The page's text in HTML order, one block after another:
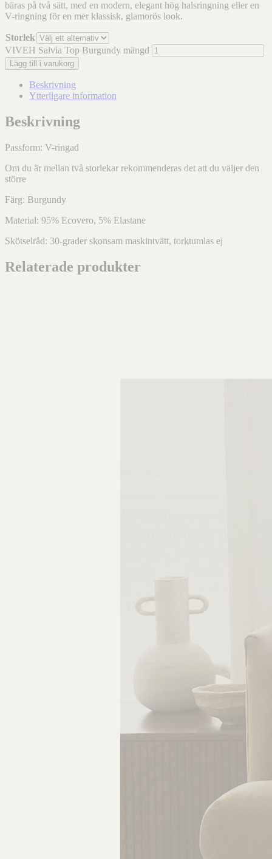
bäras på två sätt, med en modern, elegant hög halsringning eller en
V-ringning för en mer klassisk, glamorös look.
Storlek
VIVEH Salvia Top Burgundy mängd
Lägg till i varukorg
Beskrivning
Ytterligare information
Beskrivning
Passform: V-ringad
Om du är mellan två storlekar rekommenderas det att du väljer den
större
Färg: Burgundy
Material: 95% Ecovero, 5% Elastane
Skötselråd: 30-grader skonsam maskintvätt, torktumlas ej
Relaterade produkter